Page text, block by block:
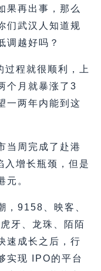
果再出事，那么
们武汉人知道规
调越好吗？
过程就很顺利，上
个月就暴涨了3
一两年内能到这
当周完成了赴港
入增长瓶颈，但是
元。
，9158、映客、
牙、龙珠、陌陌
速成长之后，行
实现 IPO的平台